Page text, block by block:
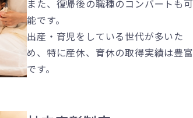
また、復帰後の職種のコンバートも可
能です。
出産・育児をしている世代が多いた
め、特に産休、育休の取得実績は豊富
です。